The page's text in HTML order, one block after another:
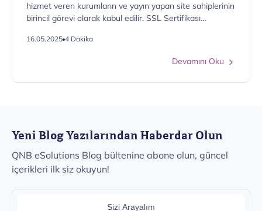
hizmet veren kurumların ve yayın yapan site sahiplerinin
birincil görevi olarak kabul edilir. SSL Sertifikası
nasıl çalıştığı ve nasıl alındığı gibi soruları cevapladık.
16.05.2025 4 Dakika
Devamını Oku
Yeni Blog Yazılarından Haberdar Olun
QNB eSolutions Blog bültenine abone olun, güncel
içerikleri ilk siz okuyun!
Sizi Arayalım